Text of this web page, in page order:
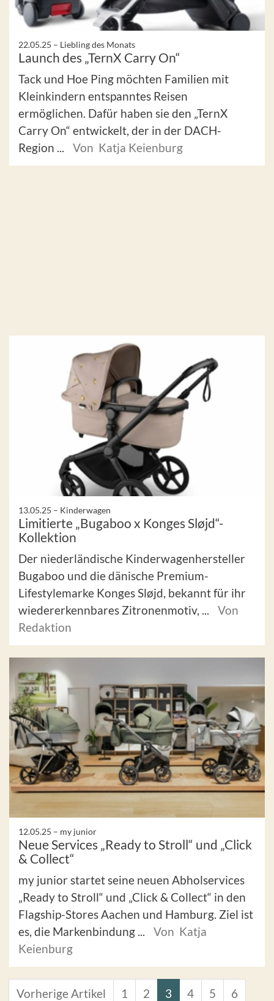
22.05.25 – Liebling des Monats
Launch des „TernX Carry On“
Tack und Hoe Ping möchten Familien mit
Kleinkindern entspanntes Reisen
ermöglichen. Dafür haben sie den „TernX
Carry On“ entwickelt, der in der DACH-
Region ...
Von Katja Keienburg
13.05.25 – Kinderwagen
Limitierte „Bugaboo x Konges Sløjd“-
Kollektion
Der niederländische Kinderwagenhersteller
Bugaboo und die dänische Premium-
Lifestylemarke Konges Sløjd, bekannt für ihr
wiedererkennbares Zitronenmotiv, ...
Von
Redaktion
12.05.25 – my junior
Neue Services „Ready to Stroll“ und „Click
& Collect“
my junior startet seine neuen Abholservices
„Ready to Stroll“ und „Click & Collect“ in den
Flagship-Stores Aachen und Hamburg. Ziel ist
es, die Markenbindung ...
Von Katja
Keienburg
Vorherige Artikel 1 2 3 4 5 6